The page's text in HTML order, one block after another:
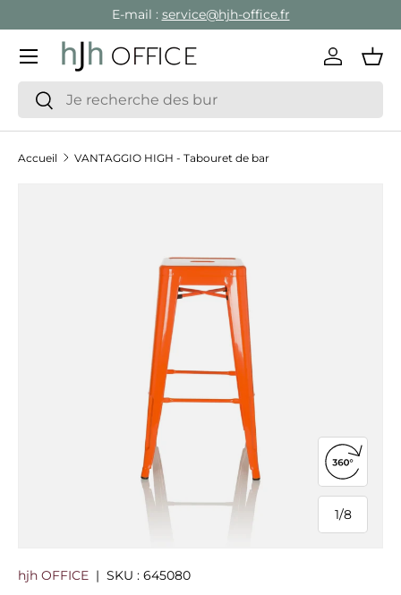
Aller au contenu
E-mail : service@hjh-office.fr
Recherche
Rechercher
Se
Menu
Accueil VANTAGGIO HIGH - Tabouret de bar
1/
de
8
Ouvrir la
hjh OFFICE | SKU : 645080